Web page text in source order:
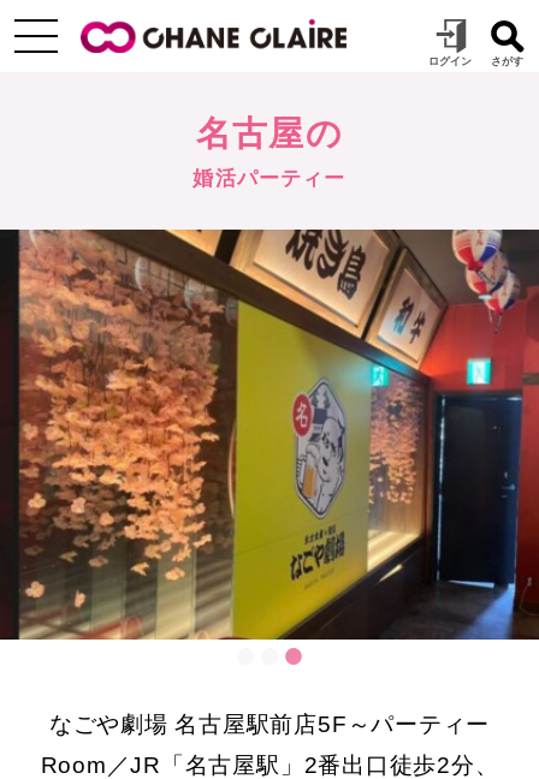
名古屋の
婚活パーティー
なごや劇場 名古屋駅前店5F～パーティー
Room／JR「名古屋駅」2番出口徒歩2分、